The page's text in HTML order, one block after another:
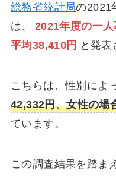
総務省統計局の2021
は、
2021年度の一人
平均38,410円 と発表
こちらは、性別によ
42,332円、女性の場
ています。
この調査結果を踏ま